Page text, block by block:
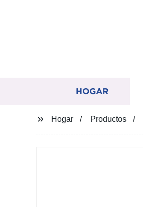
HOGAR
Hogar Productos